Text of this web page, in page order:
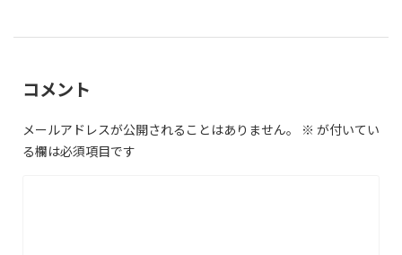
コメント
メールアドレスが公開されることはありません。 ※ が付いてい
る欄は必須項目です